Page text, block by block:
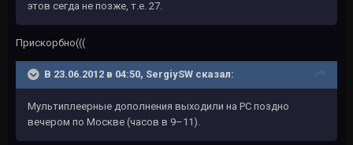
этов сегда не позже, т.е. 27.
Прискорбно(((
В 23.06.2012 в 04:50, SergiySW сказал:
Мультиплеерные дополнения выходили на PC поздно
вечером по Москве (часов в 9–11).